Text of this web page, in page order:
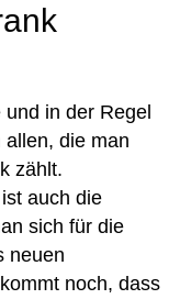
in der Regel
die man
zählt.
auch die
sich für die
neuen
noch, dass